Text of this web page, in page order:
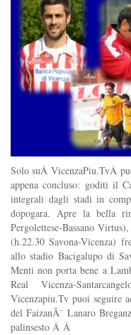
Solo suÂ VicenzaPiu.TvÂ
appena concluso: goditi il
integrali dagli stadi in
dopogara. Apre la bella
Pergolettese-Bassano
(h.22.30 Savona-Vicenza)
allo stadio Bacigalupo di
Menti non porta bene a
Real Vicenza-
Vicenzapiu.Tv puoi seguire
del FaizanÃ¨ Lanaro
palinsesto Â Â